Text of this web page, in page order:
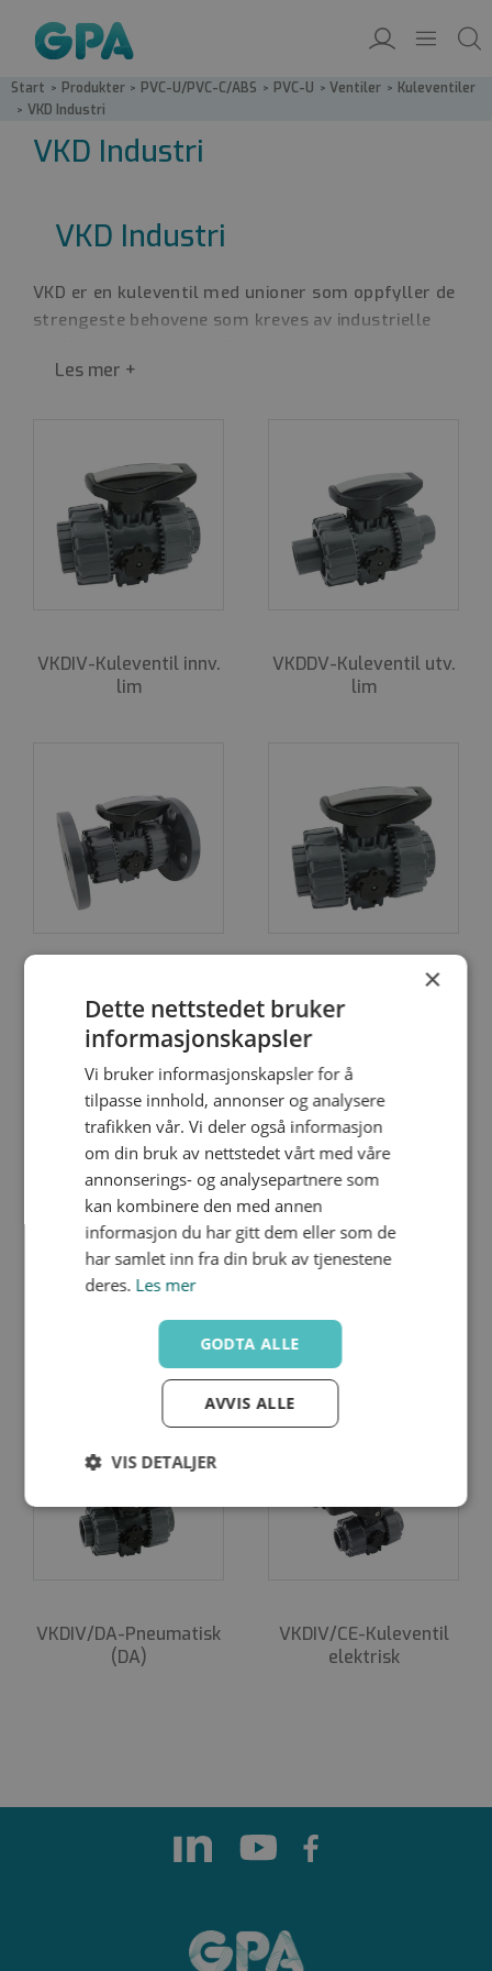
Start / Produkter / PVC-U/PVC-C/ABS / PVC-U / Ventiler / Kuleventiler
/ VKD Industri
VKD Industri
VKD Industri
VKD er en kuleventil med unioner som oppfyller de
strengeste behovene som kreves av industrielle
tilkoblingsmuligheter for liming, gjenger eller
VKD leveres med et ergonomisk PVC-håndtak
utstyrt med et avtagbart verktøy for å justere
kulesete. Dette gjør at man ikke trenger ekstra
verktøy og at demontering for å bytte o-ring blir
enklere. Ventilen har et robust integrert feste
mutterens tilstramning ved tøffe miljøer som kan
forårsake vibrasjoner eller termisk ekspansjon.
spesielt fleksibel. Dual Block har en unik patentert
konstruksjon for å øke sikkerheten og
brukervennligheten. VKD-ventilen har imponerende
ytelse og inneholder flere nytenkende og
forbedringer i forholdt il tradisjonelle ventiler.
VKDIV-Kule­ventil innv.
lim
VKDDV-Kule­ventil utv.
lim
flenset PN10/16
VKDFV-Kule­ventil innv.
gjenge
med PE ender
pneumatisk (NC)
VKDIV/DA-Pneumatisk
(DA)
VKDIV/CE-Kule­ventil
elektrisk
×
Dette nettstedet bruker
informasjonskapsler
Vi bruker informasjonskapsler for å
tilpasse innhold, annonser og analysere
trafikken vår. Vi deler også informasjon
om din bruk av nettstedet vårt med våre
annonserings- og analysepartnere som
kan kombinere den med annen
informasjon du har gitt dem eller som de
har samlet inn fra din bruk av tjenestene
deres. Les mer
GODTA ALLE
AVVIS ALLE
VIS DETALJER
Strengt
nødvendig
Ytelse Målretting
Strengt nødvendige informasjonskapsler tillater
kjernefunksjoner på nettstedet, som
Forsørger
/Domene
Utløpsdato